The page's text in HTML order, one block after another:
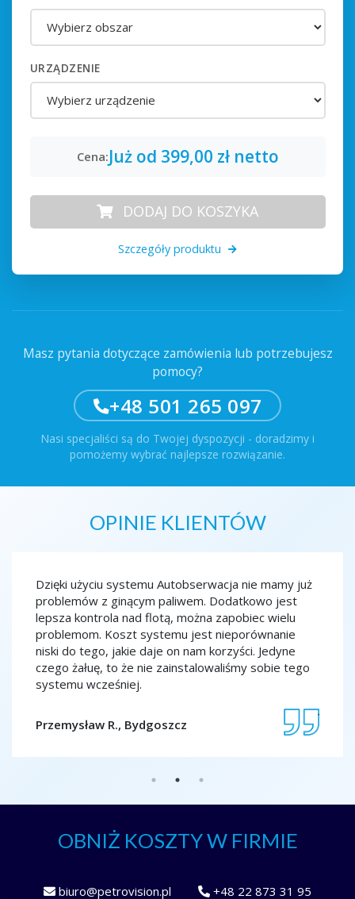
URZĄDZENIE
Cena:Już od 399,00 złnetto
DODAJ DO KOSZYKA
Szczegóły produktu
Masz pytania dotyczące zamówienia lub potrzebujesz
pomocy?
+48 501 265 097
Nasi specjaliści są do Twojej dyspozycji - doradzimy i
pomożemy wybrać najlepsze rozwiązanie.
OPINIE KLIENTÓW
Dzięki użyciu systemu Autobserwacja nie mamy już
problemów z ginącym paliwem. Dodatkowo jest
lepsza kontrola nad flotą, można zapobiec wielu
problemom. Koszt systemu jest nieporównanie
niski do tego, jakie daje on nam korzyści. Jedyne
czego żałuę, to że nie zainstalowaliśmy sobie tego
systemu wcześniej.
Przemysław R., Bydgoszcz
OBNIŻ KOSZTY W FIRMIE
biuro@petrovision.pl +48 22 873 31 95